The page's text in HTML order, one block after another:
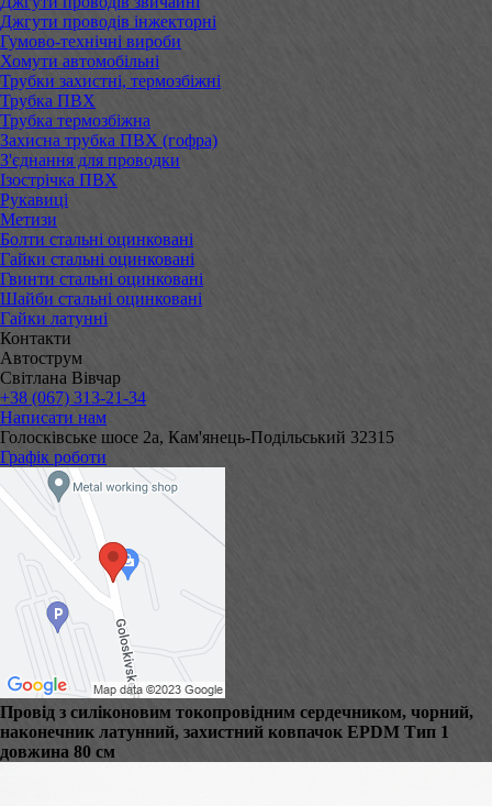
Джгути проводів інжекторні
Гумово-технічні вироби
Хомути автомобільні
Трубки захистні, термозбіжні
Трубка ПВХ
Трубка термозбіжна
Захисна трубка ПВХ (гофра)
З'єднання для проводки
Ізострічка ПВХ
Рукавиці
Метизи
Болти стальні оцинковані
Гайки стальні оцинковані
Гвинти стальні оцинковані
Шайби стальні оцинковані
Гайки латунні
Контакти
Автострум
Світлана Вівчар
+38 (067) 313-21-34
Написати нам
Голосківське шосе 2а, Кам'янець-Подільський 32315
Графік роботи
Провід з силіконовим токопровідним сердечником, чорний,
наконечник латунний, захистний ковпачок EPDM Тип 1
довжина 80 см